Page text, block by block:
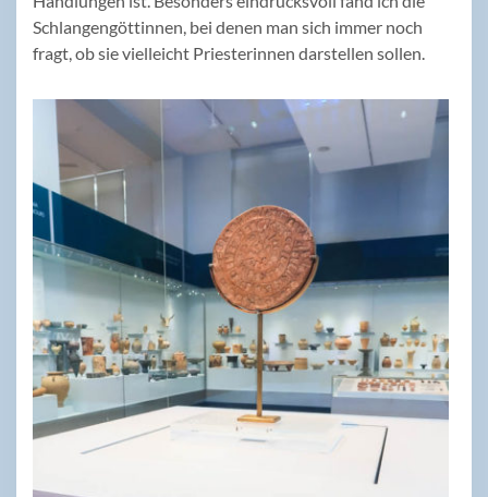
Schlangengöttinnen, bei denen man sich immer noch
fragt, ob sie vielleicht Priesterinnen darstellen sollen.